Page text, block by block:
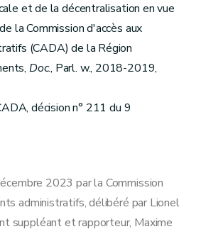
et de la décentralisation en vue
la Commission d'accès aux
(CADA) de la Région
Doc., Parl. w., 2018-2019,
décision n° 211 du 9
2023 par la Commission
administratifs, délibéré par Lionel
suppléant et rapporteur, Maxime